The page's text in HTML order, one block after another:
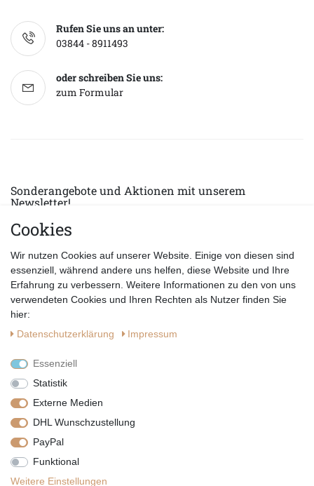
Rufen Sie uns an unter:
03844 - 8911493
oder schreiben Sie uns:
zum Formular
Sonderangebote und Aktionen mit unserem
Newsletter!
E-MAIL *
Datenschutzerklärung
Vertrag widerrufen
Cookies
Wir nutzen Cookies auf unserer Website. Einige von diesen sind
essenziell, während andere uns helfen, diese Website und Ihre
Erfahrung zu verbessern. Weitere Informationen zu den von uns
verwendeten Cookies und Ihren Rechten als Nutzer finden Sie
hier:
Daten­schutz­erklärung
Impressum
Essenziell
Statistik
Externe Medien
DHL Wunschzustellung
PayPal
Funktional
Weitere Einstellungen